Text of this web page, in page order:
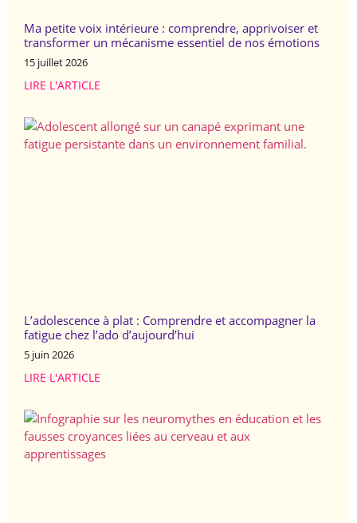
Ma petite voix intérieure : comprendre, apprivoiser et
transformer un mécanisme essentiel de nos émotions
15 juillet 2026
LIRE L'ARTICLE
L’adolescence à plat : Comprendre et accompagner la
fatigue chez l’ado d’aujourd’hui
5 juin 2026
LIRE L'ARTICLE